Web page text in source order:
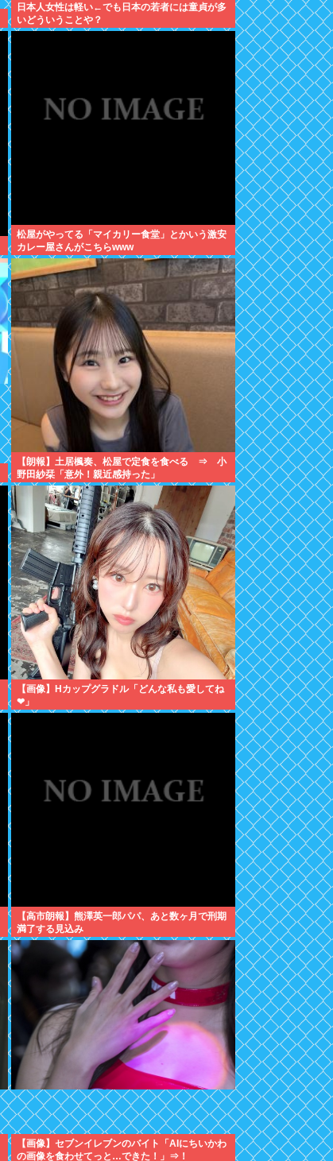
日本人女性は軽い←でも日本の若者には童貞が多
いどういうことや？
松屋がやってる「マイカリー食堂」とかいう激安
カレー屋さんがこちらwww
【朗報】土居楓奏、松屋で定食を食べる ⇒ 小
野田紗栞「意外！親近感持った」
【画像】Hカップグラドル「どんな私も愛してね
❤」
【高市朗報】熊澤英一郎パパ、あと数ヶ月で刑期
満了する見込み
【画像】セブンイレブンのバイト「AIにちいかわ
の画像を食わせてっと…できた！」⇒！